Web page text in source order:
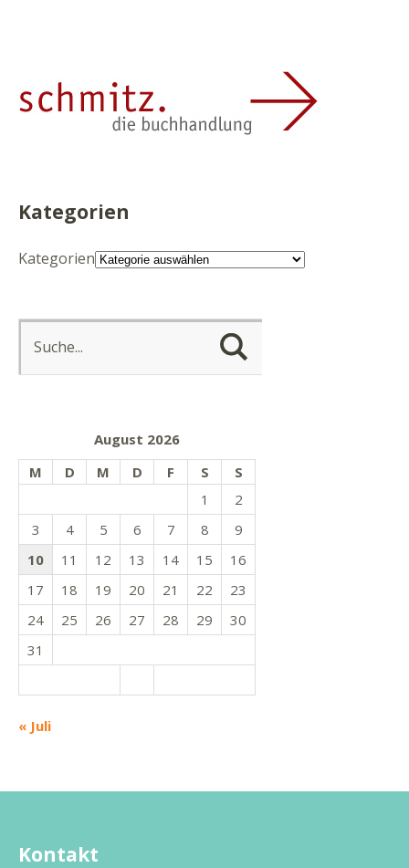
Kategorien
Kategorien
August 2026
M
D M D F S S
« Juli
1
2
3
4 5 6 7 8
9
10
11 12 13 14 15
16
17
18 19 20 21 22
23
24
25 26 27 28 29
30
31
Kontakt